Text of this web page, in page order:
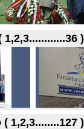
)
1,2,3........127 )